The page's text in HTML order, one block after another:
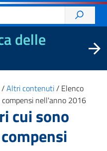
delle
/Altri contenuti/ Elenco
nell'anno 2016
cui sono